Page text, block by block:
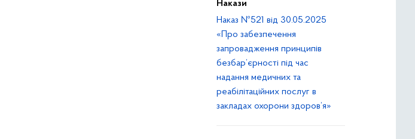
Накази
Наказ №521 від 30.05.2025
«Про забезпечення
запровадження принципів
безбар’єрності під час
надання медичних та
реабілітаційних послуг в
закладах охорони здоров’я»